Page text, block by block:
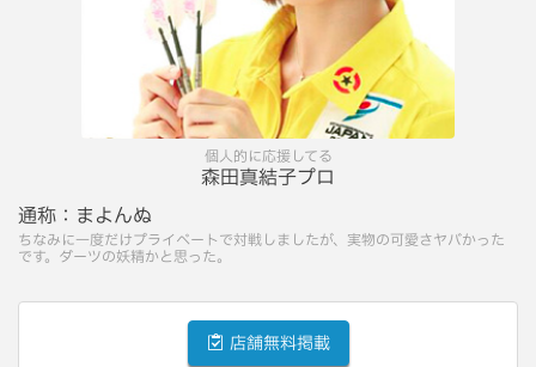
個人的に応援してる
森田真結子プロ
通称： まよんぬ
ちなみに一度だけプライベートで対戦しましたが、実物の可愛さヤバかった
です。ダーツの妖精かと思った。
店舗無料掲載